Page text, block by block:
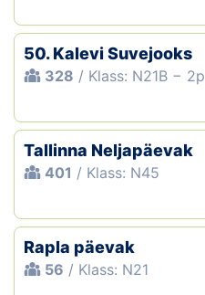
50. Kalevi Suvejooks
328 / Klass: N21B − 2p
Tallinna Neljapäevak
401 / Klass: N45
Rapla päevak
56 / Klass: N21